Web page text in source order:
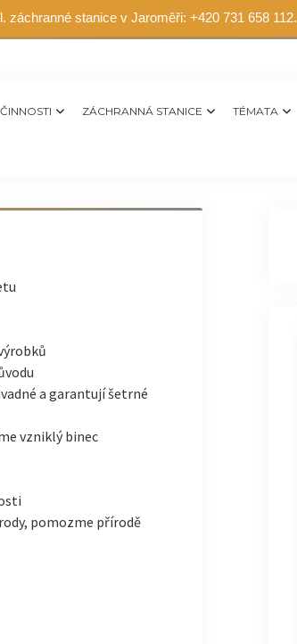
záchranné stanice v Jaroměři: +420 731 658 112.
ZÁCHRANNÁ STANICE TÉMATA
a garantují šetrné
vzniklý binec
pomozme přírodě